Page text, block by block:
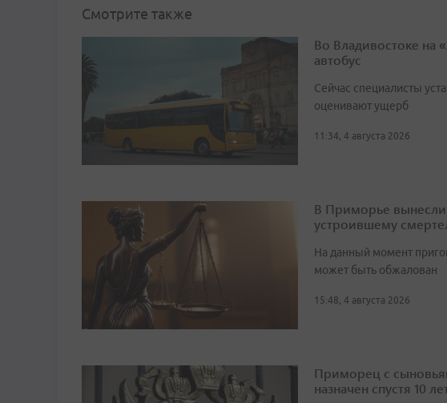
Смотрите также
Во Владивостоке на
автобус
Сейчас специалисты
оценивают ущерб
11:34, 4 августа 2026
В Приморье
устроившему
На данный момент
может быть обжалован
15:48, 4 августа 2026
Приморец с
назначен спустя 10